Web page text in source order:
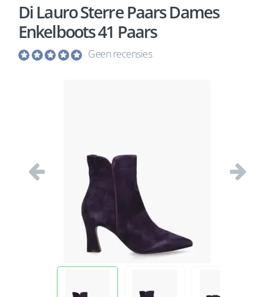
Di Lauro Sterre Paars Dames
Enkelboots 41 Paars
Geen recensies
Vorige